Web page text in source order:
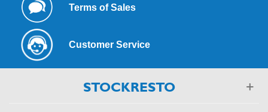
Terms of Sales
Customer Service
STOCKRESTO